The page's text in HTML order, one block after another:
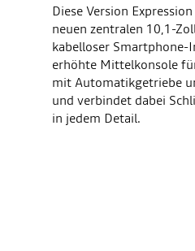
Diese Version
neuen zentralen 10,1-
kabelloser
erhöhte Mittelkonsole
mit Automatikgetriebe
und verbindet dabei
in jedem Detail.